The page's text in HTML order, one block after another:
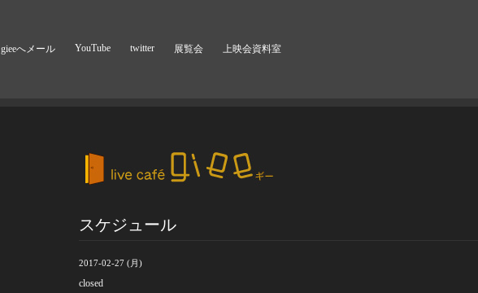
gieeへメール YouTube twitter 展覧会 上映会資料室
スケジュール
2017-02-27 (月)
closed